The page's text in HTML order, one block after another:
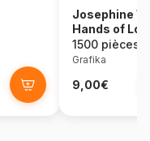
Josephine
Hands of
1500 pièces
Grafika
9,00€